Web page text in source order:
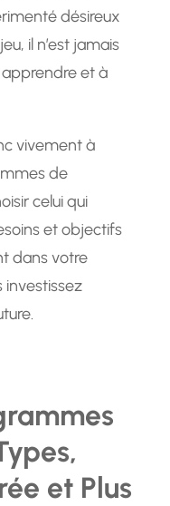
désireux
il n’est jamais
et à
vivement à
de
celui qui
et objectifs
dans votre
et Plus